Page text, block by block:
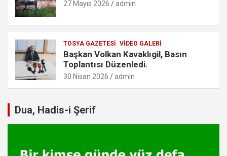
27 Mayıs 2026 admin
TOSYA GAZETESI VIDEO GALERI
Başkan Volkan Kavaklıgil, Basın
Toplantısı Düzenledi.
30 Nisan 2026 admin
Dua, Hadis-i Şerif